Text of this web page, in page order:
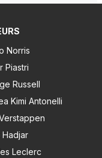
Norris
Piastri
Russell
Kimi Antonelli
Hadjar
Leclerc